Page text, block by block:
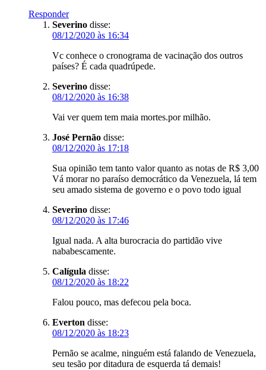
Responder
Severino disse:
08/12/2020 às 16:34
Vc conhece o cronograma de vacinação dos outros
países? É cada quadrúpede.
Severino disse:
08/12/2020 às 16:38
Vai ver quem tem maia mortes.por milhão.
José Pernão disse:
08/12/2020 às 17:18
Sua opinião tem tanto valor quanto as notas de R$ 3,00
Vá morar no paraíso democrático da Venezuela, lá tem
seu amado sistema de governo e o povo todo igual
Severino disse:
08/12/2020 às 17:46
Igual nada. A alta burocracia do partidão vive
nababescamente.
Calígula disse:
08/12/2020 às 18:22
Falou pouco, mas defecou pela boca.
Everton disse:
08/12/2020 às 18:23
Pernão se acalme, ninguém está falando de Venezuela,
seu tesão por ditadura de esquerda tá demais!